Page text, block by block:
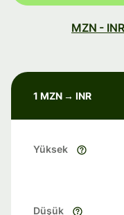
MZN -
1 MZN → INR
Yüksek
Düşük